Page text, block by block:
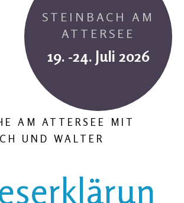
STEINBACH AM
ATTERSEE
19. -24. Juli 2026
AM ATTERSEE MIT
UND WALTER